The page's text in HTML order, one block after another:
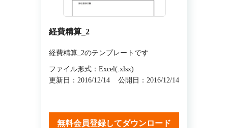
経費精算_2
経費精算_2のテンプレートです
ファイル形式：Excel(.xlsx)
更新日：2016/12/14
公開日：2016/12/14
無料会員登録してダウンロード